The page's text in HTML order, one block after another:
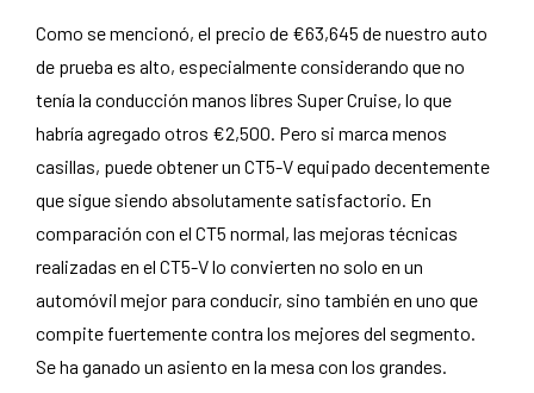
Como se mencionó, el precio de €63,645 de nuestro auto
de prueba es alto, especialmente considerando que no
tenía la conducción manos libres Super Cruise, lo que
habría agregado otros €2,500. Pero si marca menos
casillas, puede obtener un CT5-V equipado decentemente
que sigue siendo absolutamente satisfactorio. En
comparación con el CT5 normal, las mejoras técnicas
realizadas en el CT5-V lo convierten no solo en un
automóvil mejor para conducir, sino también en uno que
compite fuertemente contra los mejores del segmento.
Se ha ganado un asiento en la mesa con los grandes.